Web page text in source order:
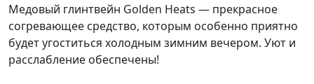
Медовый глинтвейн Golden Heats — прекрасное
согревающее средство, которым особенно приятно
будет угоститься холодным зимним вечером. Уют и
расслабление обеспечены!